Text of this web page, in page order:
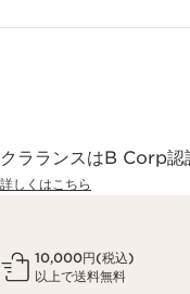
クラランスはB Corp認
詳しくはこちら
10,000円(税込)
以上で送料無料